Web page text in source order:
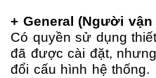
+ General (Người vận
Có quyền sử dụng
đã được cài đặt,
đổi cấu hình hệ thống.